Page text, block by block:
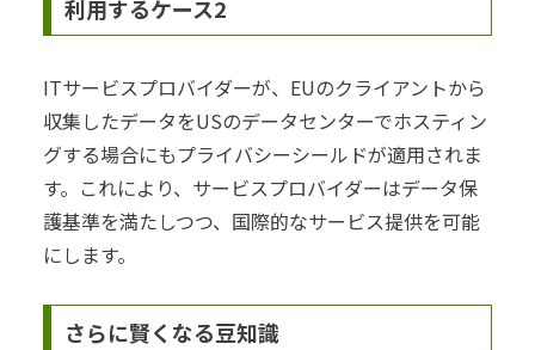
利用するケース2
ITサービスプロバイダーが、EUのクライアントから
収集したデータをUSのデータセンターでホスティン
グする場合にもプライバシーシールドが適用されま
す。これにより、サービスプロバイダーはデータ保
護基準を満たしつつ、国際的なサービス提供を可能
にします。
さらに賢くなる豆知識